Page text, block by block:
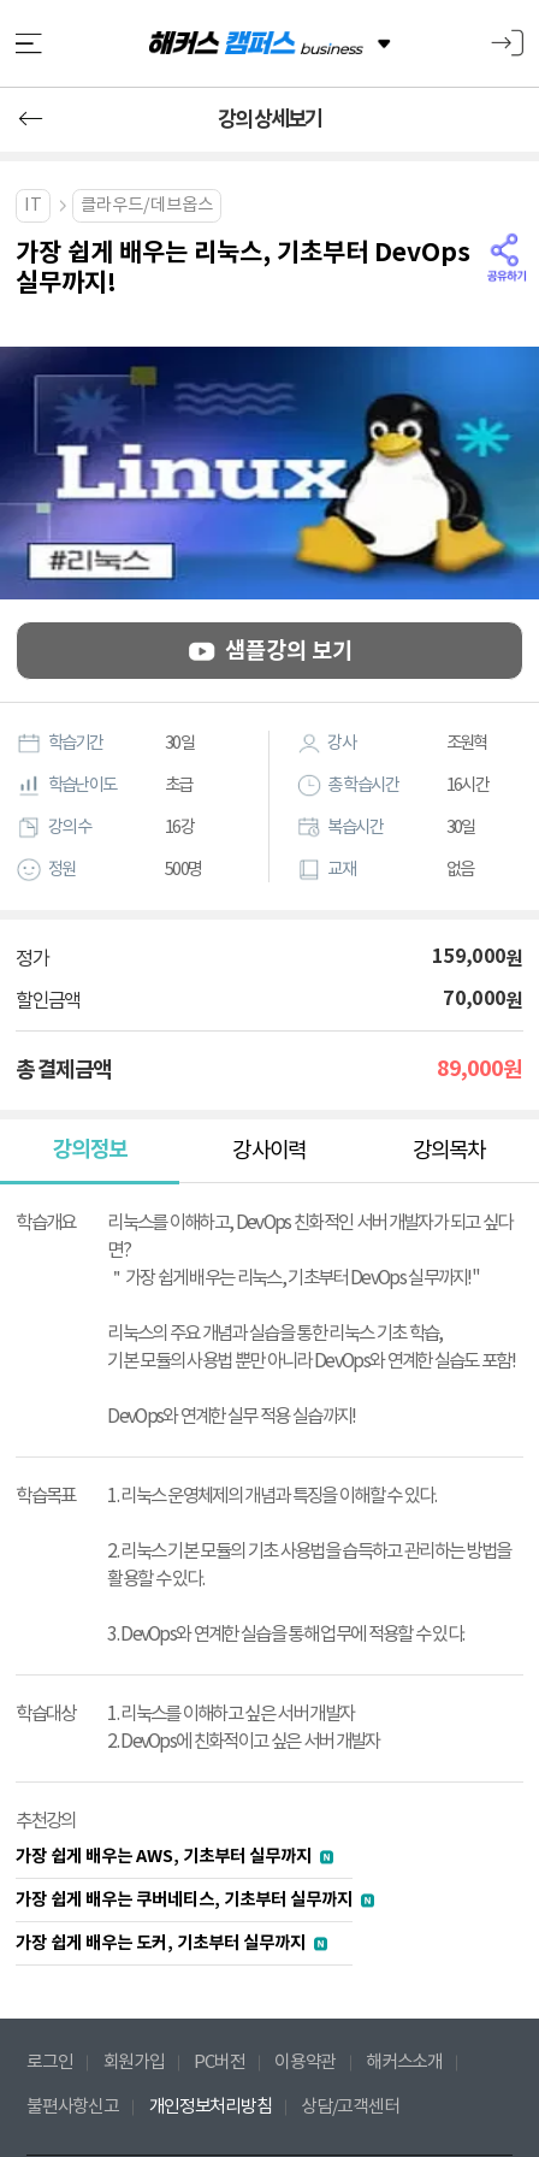
강의 상세보기
IT 클라우드/데브옵스
가장 쉽게 배우는 리눅스, 기초부터 DevOps
실무까지!
샘플강의 보기
학습기간 30일
학습난이도 초급
강의 수 16강
정원 500명
강사 조원혁
총 학습시간 16시간
복습시간 30일
교재 없음
정가 159,000원
할인금액 70,000원
총 결제금액 89,000원
강의정보 강사이력 강의목차
학습개요
리눅스를 이해하고, DevOps 친화적인 서버 개발자가 되고 싶다
면?
＂가장 쉽게 배우는 리눅스, 기초부터 DevOps 실무까지!"
리눅스의 주요 개념과 실습을 통한 리눅스 기초 학습,
기본 모듈의 사용법 뿐만 아니라 DevOps와 연계한 실습도 포함!
DevOps와 연계한 실무 적용 실습까지!
학습목표 1. 리눅스 운영체제의 개념과 특징을 이해할 수 있다.
2. 리눅스 기본 모듈의 기초 사용법을 습득하고 관리하는 방법을
활용할 수 있다.
3. DevOps와 연계한 실습을 통해 업무에 적용할 수 있다.
학습대상
1. 리눅스를 이해하고 싶은 서버 개발자
2. DevOps에 친화적이고 싶은 서버 개발자
추천강의
가장 쉽게 배우는 AWS, 기초부터 실무까지
가장 쉽게 배우는 쿠버네티스, 기초부터 실무까지
가장 쉽게 배우는 도커, 기초부터 실무까지
로그인 회원가입 PC버전 이용약관 해커스소개
불편사항신고 개인정보처리방침 상담/고객센터